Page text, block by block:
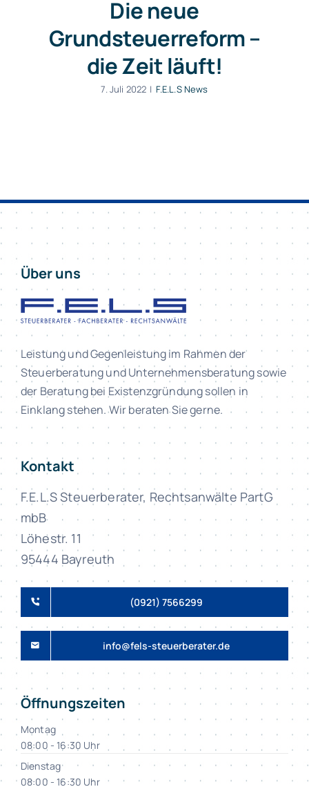
Die neue
Grundsteuerreform –
die Zeit läuft!
7. Juli 2022 | F.E.L.S News
Über uns
Leistung und Gegenleistung im Rahmen der
Steuerberatung und Unternehmensberatung sowie
der Beratung bei Existenzgründung sollen in
Einklang stehen. Wir beraten Sie gerne.
Kontakt
F.E.L.S Steuerberater, Rechtsanwälte PartG
mbB
Löhestr. 11
95444 Bayreuth
(0921) 7566299
info@fels-steuerberater.de
Öffnungszeiten
Montag
08:00 - 16:30 Uhr
Dienstag
08:00 - 16:30 Uhr